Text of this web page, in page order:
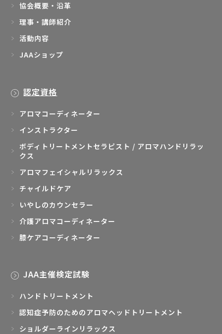
協会概要・沿革
理事・講師紹介
活動内容
JAAショップ
認定資格
アロマコーディネーター
インストラクター
ボディトリートメントセラピスト / アロマハンドリラッ
クス
アロマフェイシャルリラックス
チャイルドケア
いやしのカウンセラー
介護アロマコーディネーター
膝ケアコーディネーター
JAA主催検定試験
ハンドトリートメント
認知症予防のためのアロマヘッドトリートメント
ショルダーラインリラックス